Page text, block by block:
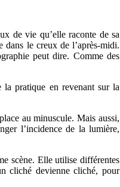
de vie qu’elle raconte de sa
dans le creux de l’après-midi.
peut dire. Comme des
pratique en revenant sur la
au minuscule. Mais aussi,
l’incidence de la lumière,
scène. Elle utilise différentes
cliché devienne cliché, pour